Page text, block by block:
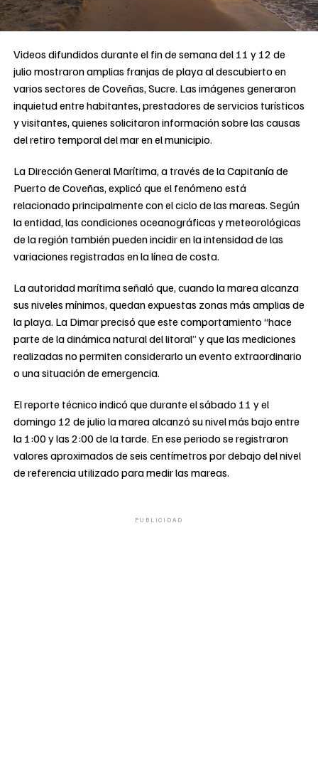
Videos difundidos durante el fin de semana del 11 y 12 de
julio mostraron amplias franjas de playa al descubierto en
varios sectores de Coveñas, Sucre. Las imágenes generaron
inquietud entre habitantes, prestadores de servicios turísticos
y visitantes, quienes solicitaron información sobre las causas
del retiro temporal del mar en el municipio.
La Dirección General Marítima, a través de la Capitanía de
Puerto de Coveñas, explicó que el fenómeno está
relacionado principalmente con el ciclo de las mareas. Según
la entidad, las condiciones oceanográficas y meteorológicas
de la región también pueden incidir en la intensidad de las
variaciones registradas en la línea de costa.
La autoridad marítima señaló que, cuando la marea alcanza
sus niveles mínimos, quedan expuestas zonas más amplias de
la playa. La Dimar precisó que este comportamiento “hace
parte de la dinámica natural del litoral” y que las mediciones
realizadas no permiten considerarlo un evento extraordinario
o una situación de emergencia.
El reporte técnico indicó que durante el sábado 11 y el
domingo 12 de julio la marea alcanzó su nivel más bajo entre
la 1:00 y las 2:00 de la tarde. En ese periodo se registraron
valores aproximados de seis centímetros por debajo del nivel
de referencia utilizado para medir las mareas.
PUBLICIDAD